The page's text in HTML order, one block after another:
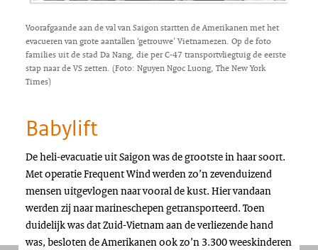
Voorafgaande aan de val van Saigon startten de Amerikanen met het
evacueren van grote aantallen ‘getrouwe’ Vietnamezen. Op de foto
families uit de stad Da Nang, die per C-47 transportvliegtuig de eerste
stap naar de VS zetten. (Foto: Nguyen Ngoc Luong, The New York
Times)
Babylift
De heli-evacuatie uit Saigon was de grootste in haar soort.
Met operatieFrequent Windwerden zo’n zevenduizend
mensen uitgevlogen naar vooral de kust. Hier vandaan
werden zij naar marineschepen getransporteerd. Toen
duidelijk was dat Zuid-Vietnam aan de verliezende hand
was, besloten de Amerikanen ook zo’n 3.300 weeskinderen